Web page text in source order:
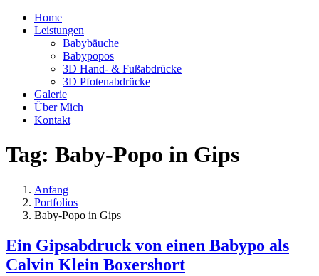
Home
Leistungen
Babybäuche
Babypopos
3D Hand- & Fußabdrücke
3D Pfotenabdrücke
Galerie
Über Mich
Kontakt
Tag: Baby-Popo in Gips
Anfang
Portfolios
Baby-Popo in Gips
Ein Gipsabdruck von einen Babypo als
Calvin Klein Boxershort